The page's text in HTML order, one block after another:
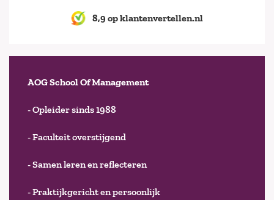
8,9 op klantenvertellen.nl
AOG School Of Management
- Opleider sinds 1988
- Faculteit overstijgend
- Samen leren en reflecteren
- Praktijkgericht en persoonlijk